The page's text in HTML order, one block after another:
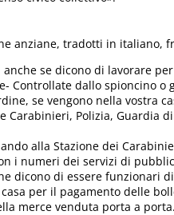
anziane, tradotti in italiano,
se dicono di lavorare
Controllate dallo spioncino
se vengono nella vostra
Carabinieri, Polizia, Guardia
alla Stazione dei
i numeri dei servizi di
dicono di essere funzionari
per il pagamento delle
merce venduta porta a porta.